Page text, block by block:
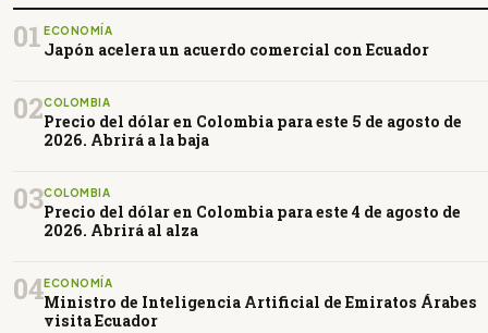
01 ECONOMÍA
Japón acelera un acuerdo comercial con Ecuador
02COLOMBIA
Precio del dólar en Colombia para este 5 de agosto de
2026. Abrirá a la baja
03COLOMBIA
Precio del dólar en Colombia para este 4 de agosto de
2026. Abrirá al alza
04ECONOMÍA
Ministro de Inteligencia Artificial de Emiratos Árabes
visita Ecuador